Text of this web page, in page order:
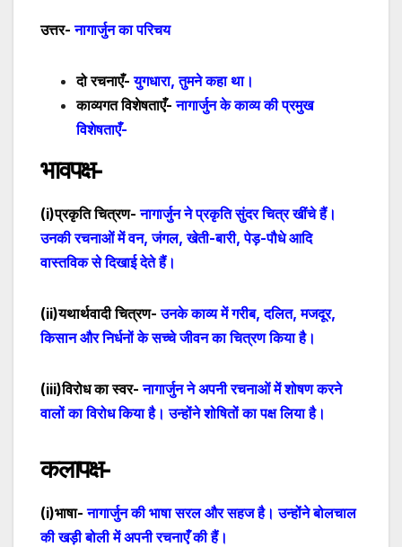
उत्तर-नागार्जुन का परिचय
दो रचनाएँ-युगधारा, तुमने कहा था।
काव्यगत विशेषताएँ- नागार्जुन के काव्य की प्रमुख
विशेषताएँ-
भावपक्ष-
(i)प्रकृति चित्रण-नागार्जुन ने प्रकृति सुंदर चित्र खींचे हैं।
उनकी रचनाओं में वन, जंगल, खेती-बारी, पेड़-पौधे आदि
वास्तविक से दिखाई देते हैं।
(ii)यथार्थवादी चित्रण- उनके काव्य में गरीब, दलित, मजदूर,
किसान और निर्धनों के सच्चे जीवन का चित्रण किया है।
(iii)विरोध का स्वर-नागार्जुन ने अपनी रचनाओं में शोषण करने
वालों का विरोध किया है। उन्होंने शोषितों का पक्ष लिया है।
कलापक्ष-
(i)भाषा- नागार्जुन की भाषा सरल और सहज है। उन्होंने बोलचाल
की खड़ी बोली में अपनी रचनाएँ की हैं।